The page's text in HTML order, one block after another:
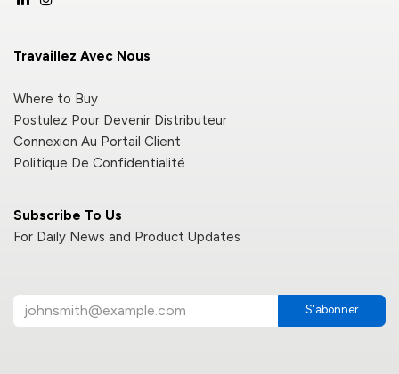
Subscribe To Us
For Daily News and Product Updates
S'abonner
Travaillez Avec Nous
Where to Buy
Postulez Pour Devenir Distributeur
Connexion Au Portail Client
Politique De Confidentialité